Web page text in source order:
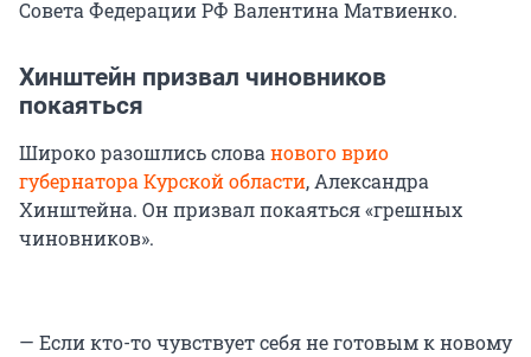
Совета Федерации РФ Валентина Матвиенко.
Хинштейн призвал чиновников
покаяться
Широко разошлись слованового врио
губернатора Курской области, Александра
Хинштейна. Он призвал покаяться «грешных
чиновников».
— Если кто-то чувствует себя не готовым к новому